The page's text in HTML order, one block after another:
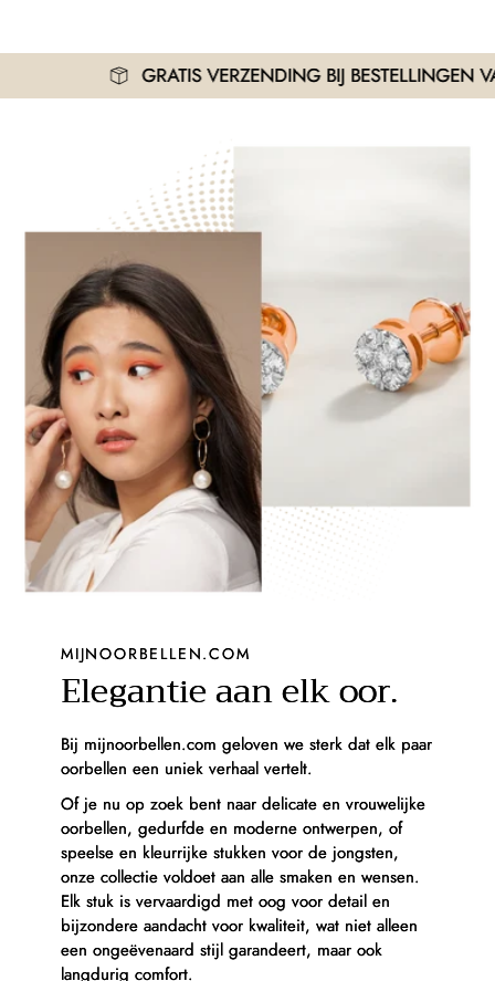
GRATIS VERZENDING BIJ BESTELLINGEN
MIJNOORBELLEN.COM
Elegantie aan elk oor.
Bij mijnoorbellen.com geloven we sterk dat elk paar
oorbellen een uniek verhaal vertelt.
Of je nu op zoek bent naar delicate en vrouwelijke
oorbellen, gedurfde en moderne ontwerpen, of
speelse en kleurrijke stukken voor de jongsten,
onze collectie voldoet aan alle smaken en wensen.
Elk stuk is vervaardigd met oog voor detail en
bijzondere aandacht voor kwaliteit, wat niet alleen
een ongeëvenaard stijl garandeert, maar ook
langdurig comfort.